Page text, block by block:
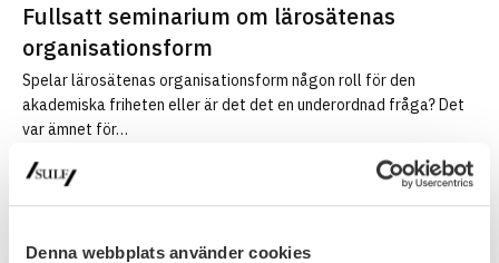
Denna webbplats använder cookies
Fullsatt seminarium om lärosätenas
organisationsform
Spelar lärosätenas organisationsform någon roll för den
akademiska friheten eller är det det en underordnad fråga? Det
var ämnet för…
Nyhet